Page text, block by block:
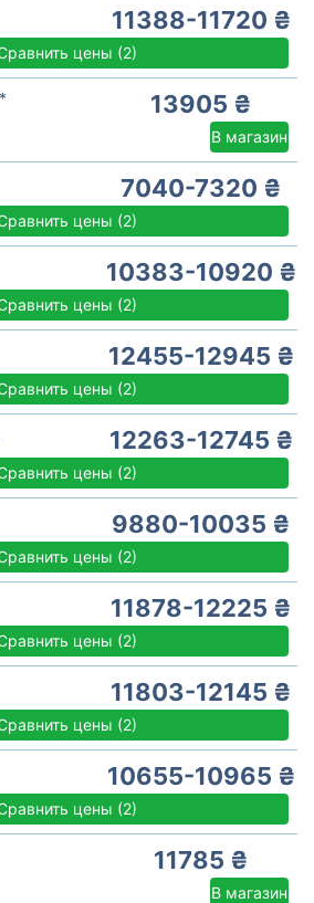
11388-11720 ₴
цены (2)
13905 ₴
В магазин
7040-7320 ₴
цены (2)
10383-10920 ₴
цены (2)
12455-12945 ₴
цены (2)
12263-12745 ₴
цены (2)
9880-10035 ₴
цены (2)
11878-12225 ₴
цены (2)
11803-12145 ₴
цены (2)
10655-10965 ₴
цены (2)
11785 ₴
В магазин